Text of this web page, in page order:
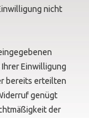
nicht
Einwilligung
bereits erteilten
genügt
der